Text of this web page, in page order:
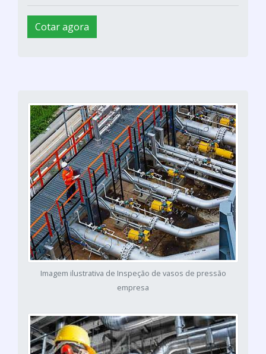
Cotar agora
Imagem ilustrativa de Inspeção de vasos de pressão
empresa